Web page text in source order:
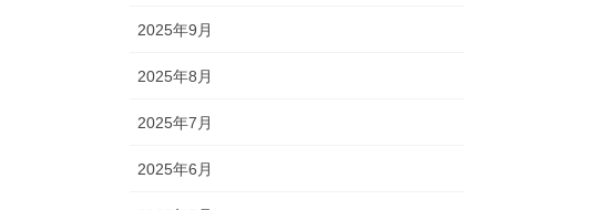
2025年9月
2025年8月
2025年7月
2025年6月